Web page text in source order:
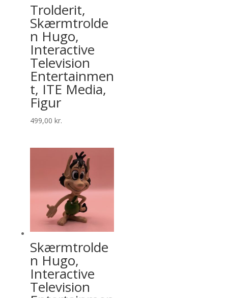
Trolderit,
Skærmtrolde
n Hugo,
Interactive
Television
Entertainmen
t, ITE Media,
Figur
499,00 kr.
Skærmtrolde
n Hugo,
Interactive
Television